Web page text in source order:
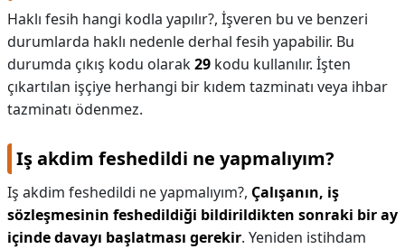
Haklı fesih hangi kodla yapılır?, İşveren bu ve benzeri
durumlarda haklı nedenle derhal fesih yapabilir. Bu
durumda çıkış kodu olarak29 kodu kullanılır. İşten
çıkartılan işçiye herhangi bir kıdem tazminatı veya ihbar
tazminatı ödenmez.
Iş akdim feshedildi ne yapmalıyım?
Iş akdim feshedildi ne yapmalıyım?, Çalışanın, iş
sözleşmesinin feshedildiği bildirildikten sonraki bir ay
içinde davayı başlatması gerekir. Yeniden istihdam